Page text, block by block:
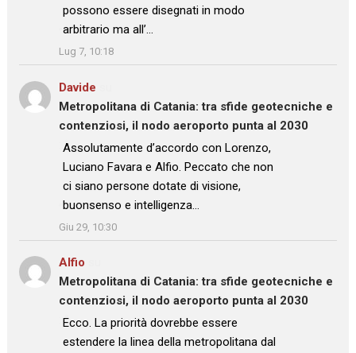
possono essere disegnati in modo
arbitrario ma all’…
”
Lug 7, 10:18
Davide
Metropolitana di Catania: tra sfide geotecniche e
contenziosi, il nodo aeroporto punta al 2030
: “
Assolutamente d’accordo con Lorenzo,
Luciano Favara e Alfio. Peccato che non
ci siano persone dotate di visione,
buonsenso e intelligenza…
”
Giu 29, 10:30
Alfio
Metropolitana di Catania: tra sfide geotecniche e
contenziosi, il nodo aeroporto punta al 2030
: “
Ecco. La priorità dovrebbe essere
estendere la linea della metropolitana dal